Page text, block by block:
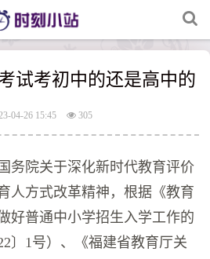
试考初中的还是高中的
04-26 15:45 305
务院关于深化新时代教育评价
人方式改革精神，根据《教育
好普通中小学招生入学工作的
〕1号）、《福建省教育厅关